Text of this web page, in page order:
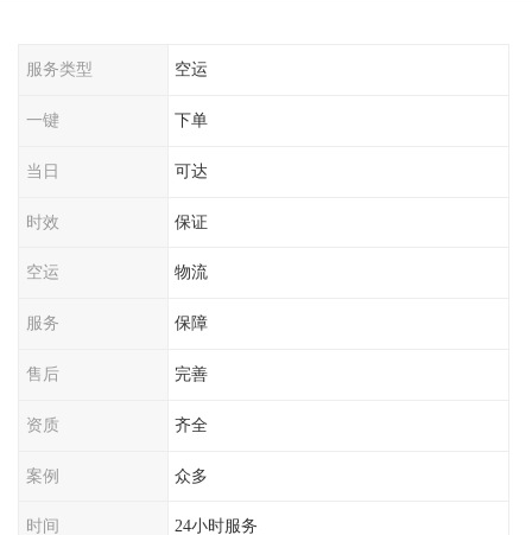
服务类型 空运
一键 下单
当日 可达
时效 保证
空运 物流
服务 保障
售后 完善
资质 齐全
案例 众多
时间 24小时服务